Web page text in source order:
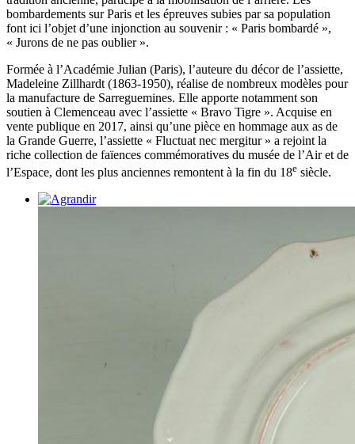
bombardements sur Paris et les épreuves subies par sa population
font ici l’objet d’une injonction au souvenir : « Paris bombardé »,
« Jurons de ne pas oublier ».
Formée à l’Académie Julian (Paris), l’auteure du décor de l’assiette,
Madeleine Zillhardt (1863-1950), réalise de nombreux modèles pour
la manufacture de Sarreguemines. Elle apporte notamment son
soutien à Clemenceau avec l’assiette « Bravo Tigre ». Acquise en
vente publique en 2017, ainsi qu’une pièce en hommage aux as de
la Grande Guerre, l’assiette « Fluctuat nec mergitur » a rejoint la
riche collection de faïences commémoratives du musée de l’Air et de
l’Espace, dont les plus anciennes remontent à la fin du 18e siècle.